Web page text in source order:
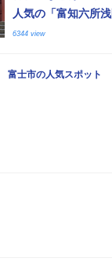
人気の「富知六所浅
6344 view
富士市の人気スポット